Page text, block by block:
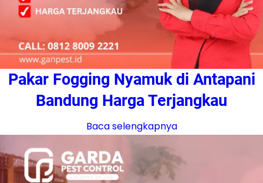
Pakar Fogging Nyamuk di Antapani
Bandung Harga Terjangkau
Baca selengkapnya